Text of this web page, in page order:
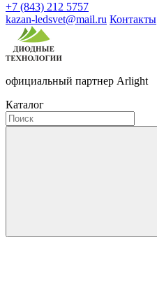
+7 (843) 212 5757
kazan-ledsvet@mail.ru Контакты
официальный партнер Arlight
Каталог